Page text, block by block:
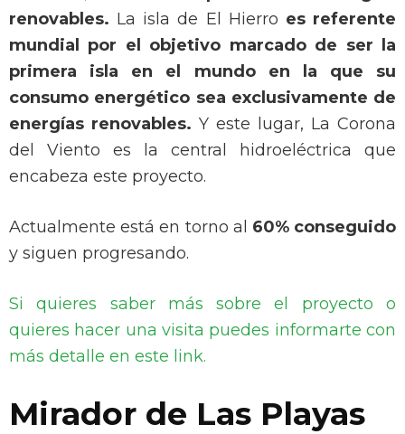
renovables. La isla de El Hierro es referente
mundial por el objetivo marcado de ser la
primera isla en el mundo en la que su
consumo energético sea exclusivamente de
energías renovables. Y este lugar, La Corona
del Viento es la central hidroeléctrica que
encabeza este proyecto.
Actualmente está en torno al 60% conseguido
y siguen progresando.
Si quieres saber más sobre el proyecto o
quieres hacer una visita puedes informarte con
más detalle en este link.
Mirador de Las Playas